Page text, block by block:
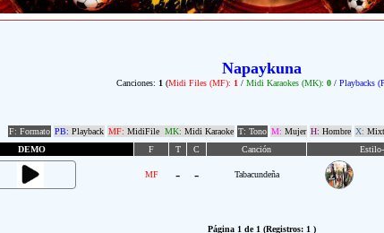
Napaykuna
Canciones: 1 (Midi Files (MF): 1 /Midi Karaokes (MK): 0/ Playbacks
F: Formato PB: Playback MF: MidiFile MK: Midi Karaoke T: Tono M: Mujer H: Hombre X:
DEMO F T C Canción
MF - - Tabacundeña
Página 1 de 1 (Registros: 1 )